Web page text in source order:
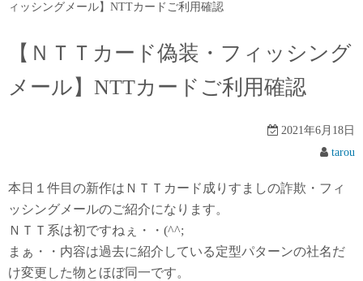
ィッシングメール】NTTカードご利用確認
【ＮＴＴカード偽装・フィッシング
メール】NTTカードご利用確認
2021年6月18日
tarou
本日１件目の新作はＮＴＴカード成りすましの詐欺・フィ
ッシングメールのご紹介になります。
ＮＴＴ系は初ですねぇ・・(^^;
まぁ・・内容は過去に紹介している定型パターンの社名だ
け変更した物とほぼ同一です。